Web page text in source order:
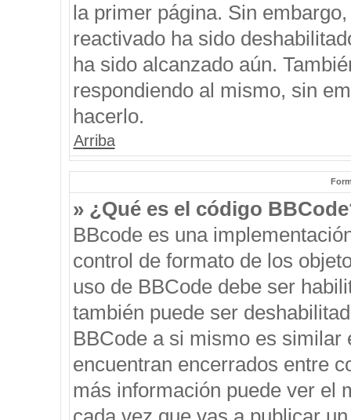
la primer página. Sin
reactivado ha sido
ha sido alcanzado aún.
respondiendo al mismo, sin
hacerlo.
Arriba
» ¿Qué es el código
BBcode es una
control de formato de los
uso de BBCode debe ser
también puede ser
BBCode a si mismo es
encuentran encerrados entre
más información puede ver el